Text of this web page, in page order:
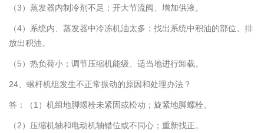
（3）蒸发器内制冷剂不足；开大节流阀、增加供液。
（4）系统内、蒸发器中冷冻机油太多；找出系统中积油的部位、排
放出积油。
（5）热负荷小；调节压缩机能级、适当地进行卸载。
24、螺杆机组发生不正常振动的原因和处理办法？
答：（1）机组地脚螺栓未紧固或松动；旋紧地脚螺栓。
（2）压缩机轴和电动机轴错位或不同心；重新找正。